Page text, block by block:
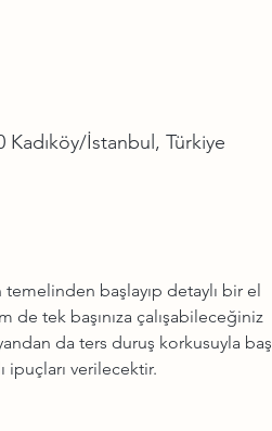
İstanbul, Türkiye
başlayıp detaylı bir el
de tek başınıza çalışabileceğiniz
da ters duruş korkusuyla baş
verilecektir.